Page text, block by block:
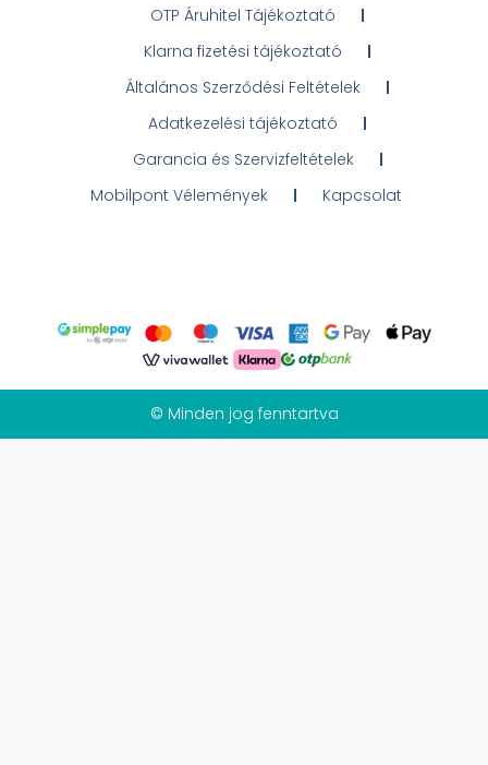
OTP Áruhitel Tájékoztató
Klarna fizetési tájékoztató
Általános Szerződési Feltételek
Adatkezelési tájékoztató
Garancia és Szervizfeltételek
Mobilpont Vélemények
Kapcsolat
© Minden jog fenntartva